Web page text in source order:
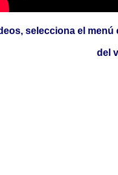
selecciona el
del